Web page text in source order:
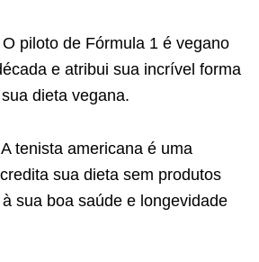
O piloto de Fórmula 1 é vegano
e atribui sua incrível forma
dieta vegana.
A tenista americana é uma
sua dieta sem produtos
sua boa saúde e longevidade